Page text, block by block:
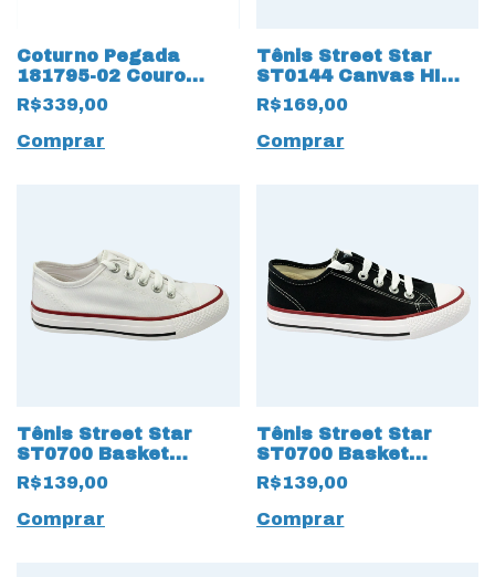
Coturno Pegada
181795-02 Couro
Natural Anilina com
Forro em lã 15446
Preto
R$339,00
Comprar
Tênis Street Star
ST0144 Canvas HI
botinha classica
15656 Preto
R$169,00
Comprar
Tênis Street Star
ST0700 Basket
Classic 15652 Branco
R$139,00
Comprar
Tênis Street Star
ST0700 Basket
Classic 15653 Preto
R$139,00
Comprar